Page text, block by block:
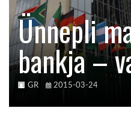
GLOBOTV
AFRIKA TUDÁSTÁR
A NAP SZÉPE
Ünnepli
bankja –
GR 2015-03-24